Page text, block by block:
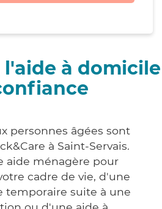
l'aide à domicile
personnes âgées sont
à Saint-Servais.
aide ménagère pour
cadre de vie, d'une
temporaire suite à une